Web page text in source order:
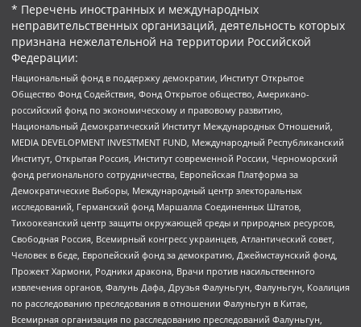
* Перечень иностранных и международных
неправительственных организаций, деятельность которых
признана нежелательной на территории Российской
Федерации:
Национальный фонд в поддержку демократии, Институт Открытое
Общество Фонд Содействия, Фонд Открытое общество, Американо-
российский фонд по экономическому и правовому развитию,
Национальный Демократический Институт Международных Отношений,
MEDIA DEVELOPMENT INVESTMENT FUND, Международный Республиканский
Институт, Открытая Россия, Институт современной России, Черноморский
фонд регионального сотрудничества, Европейская Платформа за
Демократические Выборы, Международный центр электоральных
исследований, Германский фонд Маршалла Соединенных Штатов,
Тихоокеанский центр защиты окружающей среды и природных ресурсов,
Свободная Россия, Всемирный конгресс украинцев, Атлантический совет,
Человек в беде, Европейский фонд за демократию, Джеймстаунский фонд,
Прожект Хармони, Родники дракона, Врачи против насильственного
извлечения органов, Фалунь Дафа, Друзья Фалуньгун, Фалуньгун, Коалиция
по расследованию преследования в отношении Фалуньгун в Китае,
Всемирная организация по расследованию преследований Фалуньгун,